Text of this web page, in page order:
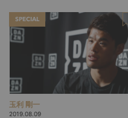
SPECIAL
玉利 剛一
2019.08.09